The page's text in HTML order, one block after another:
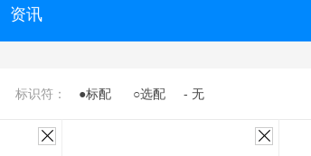
资讯
标识符： ●标配 ○选配 - 无